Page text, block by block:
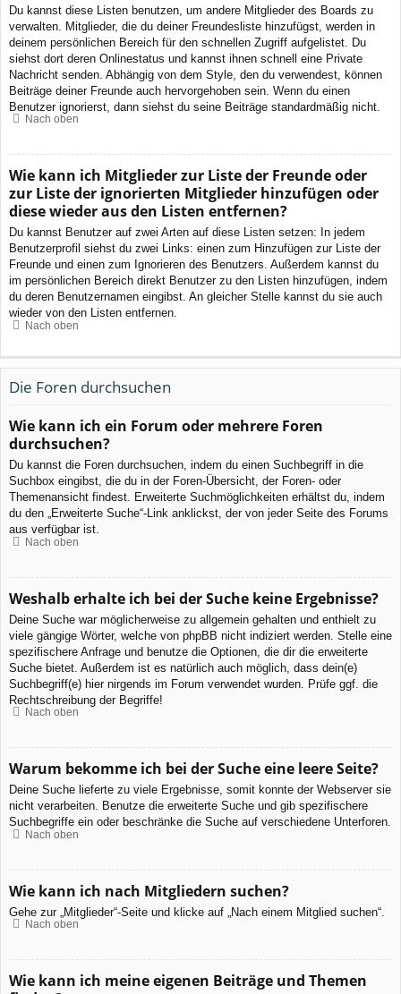
Du kannst diese Listen benutzen, um andere Mitglieder des Boards zu
verwalten. Mitglieder, die du deiner Freundesliste hinzufügst, werden in
deinem persönlichen Bereich für den schnellen Zugriff aufgelistet. Du
siehst dort deren Onlinestatus und kannst ihnen schnell eine Private
Nachricht senden. Abhängig von dem Style, den du verwendest, können
Beiträge deiner Freunde auch hervorgehoben sein. Wenn du einen
Benutzer ignorierst, dann siehst du seine Beiträge standardmäßig nicht.
Nach oben
Wie kann ich Mitglieder zur Liste der Freunde oder
zur Liste der ignorierten Mitglieder hinzufügen oder
diese wieder aus den Listen entfernen?
Du kannst Benutzer auf zwei Arten auf diese Listen setzen: In jedem
Benutzerprofil siehst du zwei Links: einen zum Hinzufügen zur Liste der
Freunde und einen zum Ignorieren des Benutzers. Außerdem kannst du
im persönlichen Bereich direkt Benutzer zu den Listen hinzufügen, indem
du deren Benutzernamen eingibst. An gleicher Stelle kannst du sie auch
wieder von den Listen entfernen.
Nach oben
Die Foren durchsuchen
Wie kann ich ein Forum oder mehrere Foren
durchsuchen?
Du kannst die Foren durchsuchen, indem du einen Suchbegriff in die
Suchbox eingibst, die du in der Foren-Übersicht, der Foren- oder
Themenansicht findest. Erweiterte Suchmöglichkeiten erhältst du, indem
du den „Erweiterte Suche“-Link anklickst, der von jeder Seite des Forums
aus verfügbar ist.
Nach oben
Weshalb erhalte ich bei der Suche keine Ergebnisse?
Deine Suche war möglicherweise zu allgemein gehalten und enthielt zu
viele gängige Wörter, welche von phpBB nicht indiziert werden. Stelle eine
spezifischere Anfrage und benutze die Optionen, die dir die erweiterte
Suche bietet. Außerdem ist es natürlich auch möglich, dass dein(e)
Suchbegriff(e) hier nirgends im Forum verwendet wurden. Prüfe ggf. die
Rechtschreibung der Begriffe!
Nach oben
Warum bekomme ich bei der Suche eine leere Seite?
Deine Suche lieferte zu viele Ergebnisse, somit konnte der Webserver sie
nicht verarbeiten. Benutze die erweiterte Suche und gib spezifischere
Suchbegriffe ein oder beschränke die Suche auf verschiedene Unterforen.
Nach oben
Wie kann ich nach Mitgliedern suchen?
Gehe zur „Mitglieder“-Seite und klicke auf „Nach einem Mitglied suchen“.
Nach oben
Wie kann ich meine eigenen Beiträge und Themen